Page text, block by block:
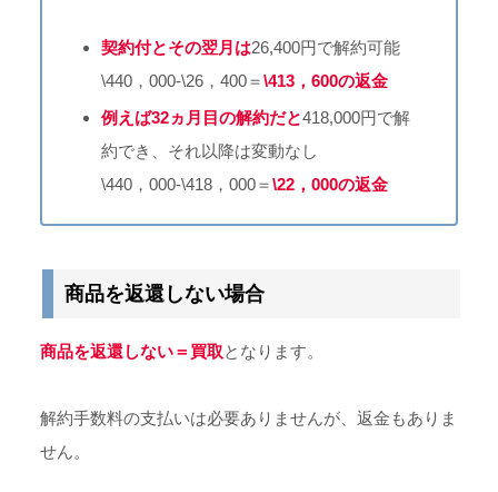
契約付とその翌月は26,400円で解約可能
\440，000-\26，400＝\413，600の返金
例えば32ヵ月目の解約だと418,000円で解
約でき、それ以降は変動なし
\440，000-\418，000＝\22，000の返金
商品を返還しない場合
商品を返還しない＝買取となります。
解約手数料の支払いは必要ありませんが、返金もありま
せん。